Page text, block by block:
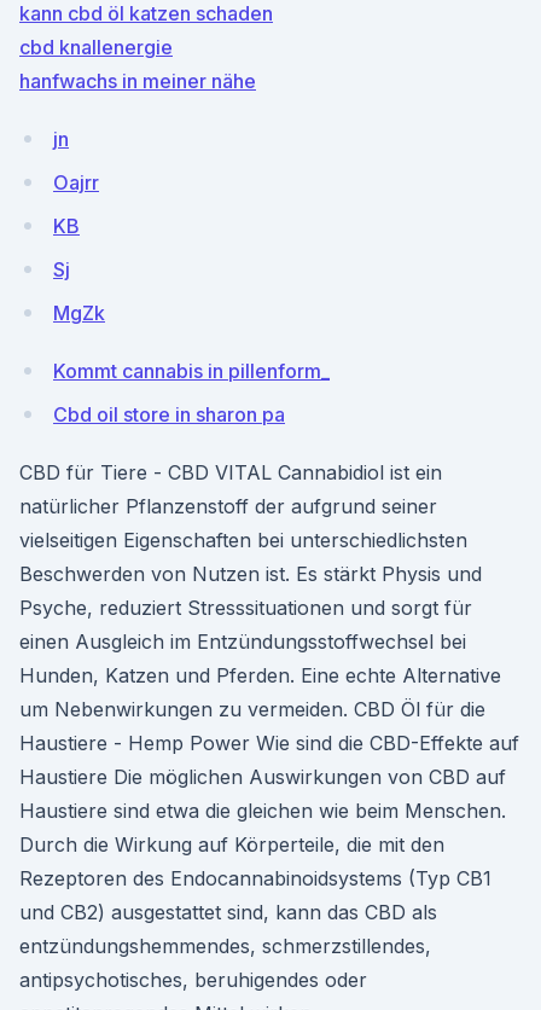
kann cbd öl katzen schaden
cbd knallenergie
hanfwachs in meiner nähe
jn
Oajrr
KB
Sj
MgZk
Kommt cannabis in pillenform_
Cbd oil store in sharon pa
CBD für Tiere - CBD VITAL Cannabidiol ist ein
natürlicher Pflanzenstoff der aufgrund seiner
vielseitigen Eigenschaften bei unterschiedlichsten
Beschwerden von Nutzen ist. Es stärkt Physis und
Psyche, reduziert Stresssituationen und sorgt für
einen Ausgleich im Entzündungsstoffwechsel bei
Hunden, Katzen und Pferden. Eine echte Alternative
um Nebenwirkungen zu vermeiden. CBD Öl für die
Haustiere - Hemp Power Wie sind die CBD-Effekte auf
Haustiere Die möglichen Auswirkungen von CBD auf
Haustiere sind etwa die gleichen wie beim Menschen.
Durch die Wirkung auf Körperteile, die mit den
Rezeptoren des Endocannabinoidsystems (Typ CB1
und CB2) ausgestattet sind, kann das CBD als
entzündungshemmendes, schmerzstillendes,
antipsychotisches, beruhigendes oder